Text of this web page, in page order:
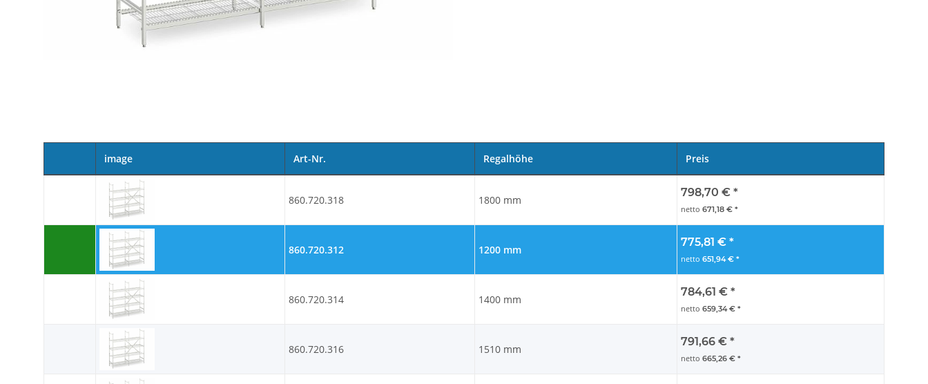
image Art-Nr. Regalhöhe Preis
860.720.318 1800 mm
798,70 € *
netto 671,18 € *
860.720.312 1200 mm
775,81 € *
netto 651,94 € *
860.720.314 1400 mm
784,61 € *
netto 659,34 € *
860.720.316 1510 mm
791,66 € *
netto 665,26 € *